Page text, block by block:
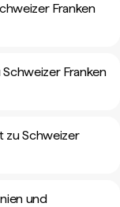
Franken
Franken
zu Schweizer
und